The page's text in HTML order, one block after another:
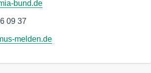
bund.de
09 37
melden.de